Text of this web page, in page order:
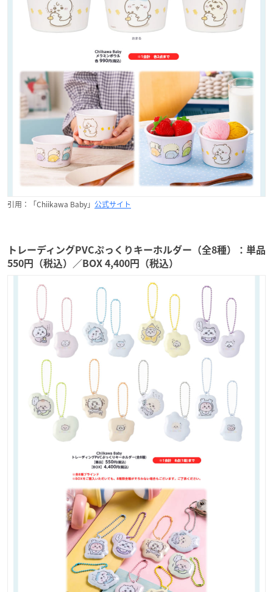
引用：「Chiikawa Baby」 公式サイト
トレーディングPVCぷっくりキーホルダー（全8種）：単品
550円（税込）／BOX 4,400円（税込）